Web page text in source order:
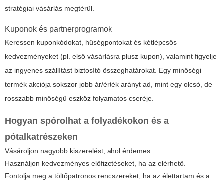
stratégiai vásárlás megtérül.
Kuponok és partnerprogramok
Keressen kuponkódokat, hűségpontokat és kétlépcsős
kedvezményeket (pl. első vásárlásra plusz kupon), valamint figyelje
az ingyenes szállítást biztosító összeghatárokat. Egy minőségi
termék akciója sokszor jobb ár/érték arányt ad, mint egy olcsó, de
rosszabb minőségű eszköz folyamatos cseréje.
Hogyan spórolhat a folyadékokon és a
pótalkatrészeken
Vásároljon nagyobb kiszerelést, ahol érdemes.
Használjon kedvezményes előfizetéseket, ha az elérhető.
Fontolja meg a töltőpatronos rendszereket, ha az élettartam és a